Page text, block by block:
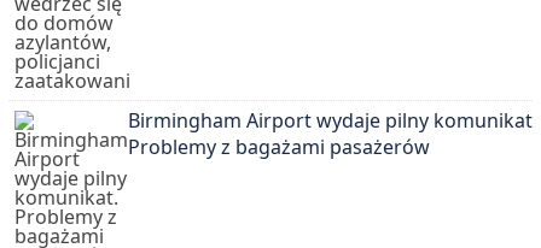
Birmingham Airport wydaje pilny komunikat.
Problemy z bagażami pasażerów